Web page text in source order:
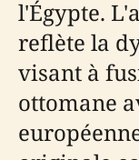
l'Égypte.
reflète la
visant à
ottomane